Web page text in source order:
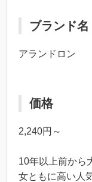
ブランド名
アランドロン
価格
2,240円～
10年以上前から
女ともに高い人